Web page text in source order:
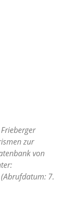
zur
von
(Abrufdatum: 7.